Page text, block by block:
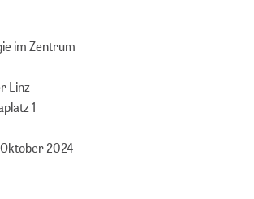
im Zentrum
Linz
1
2024